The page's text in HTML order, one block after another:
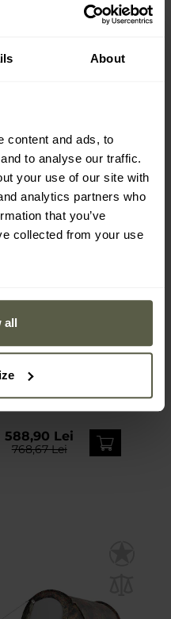
About
content and ads, to
to analyse our traffic.
your use of our site with
analytics partners who
that you’ve
collected from your use
all
Cort pentru 3 persoane
Fjord Nansen Rekvik III
Cort pentru 2 persoane
Fjord Nansen LIMA II
Expediere:Imediat
588,90 Lei
768,67 Lei